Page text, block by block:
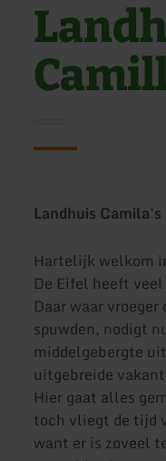
Landhuis
Hartelijk welkom
De Eifel heeft
Daar waar
spuwden, nodigt
middelgebergte
uitgebreide
Hier gaat alles
toch vliegt de tijd
want er is zoveel